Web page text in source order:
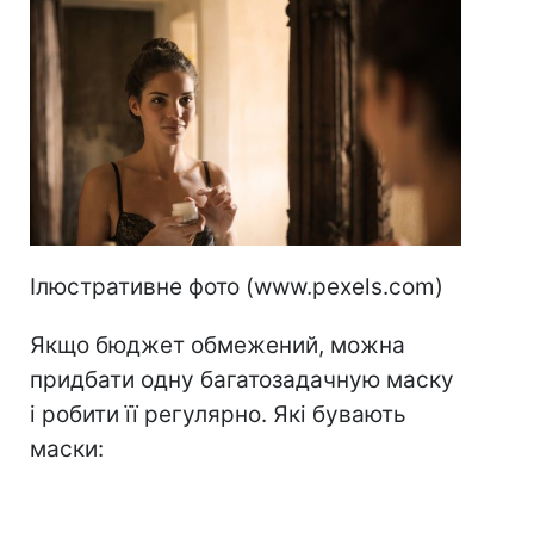
Ілюстративне фото (www.pexels.com)
Якщо бюджет обмежений, можна
придбати одну багатозадачную маску
і робити її регулярно. Які бувають
маски: